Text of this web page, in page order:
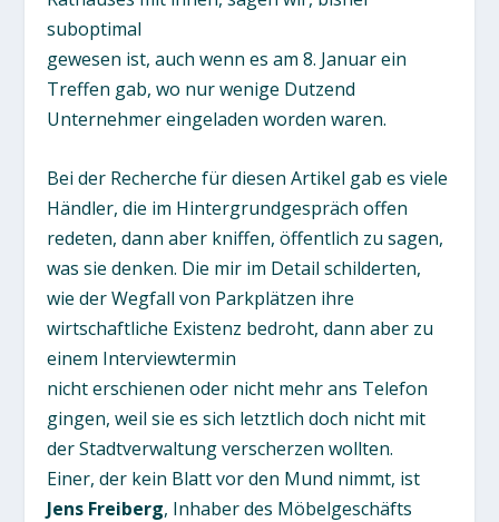
suboptimal
gewesen ist, auch wenn es am 8. Januar ein
Treffen gab, wo nur wenige Dutzend
Unternehmer eingeladen worden waren.
Bei der Recherche für diesen Artikel gab es viele
Händler, die im Hintergrundgespräch offen
redeten, dann aber kniffen, öffentlich zu sagen,
was sie denken. Die mir im Detail schilderten,
wie der Wegfall von Parkplätzen ihre
wirtschaftliche Existenz bedroht, dann aber zu
einem Interviewtermin
nicht erschienen oder nicht mehr ans Telefon
gingen, weil sie es sich letztlich doch nicht mit
der Stadtverwaltung verscherzen wollten.
Einer, der kein Blatt vor den Mund nimmt, ist
Jens Freiberg, Inhaber des Möbelgeschäfts